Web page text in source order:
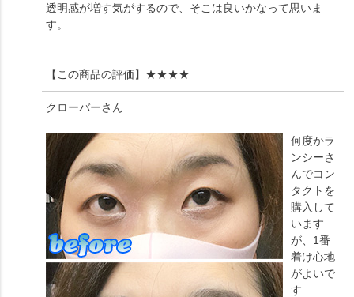
透明感が増す気がするので、そこは良いかなって思いま
す。
【この商品の評価】 ★★★★
クローバーさん
何度かラ
ンシーさ
んでコン
タクトを
購入して
います
が、1番
着け心地
がよいで
す